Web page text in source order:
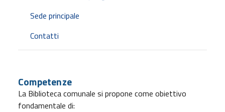
Sede principale
Contatti
Competenze
La Biblioteca comunale si propone come obiettivo
fondamentale di: